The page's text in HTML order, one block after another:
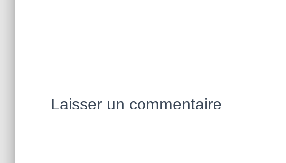
Laisser un commentaire